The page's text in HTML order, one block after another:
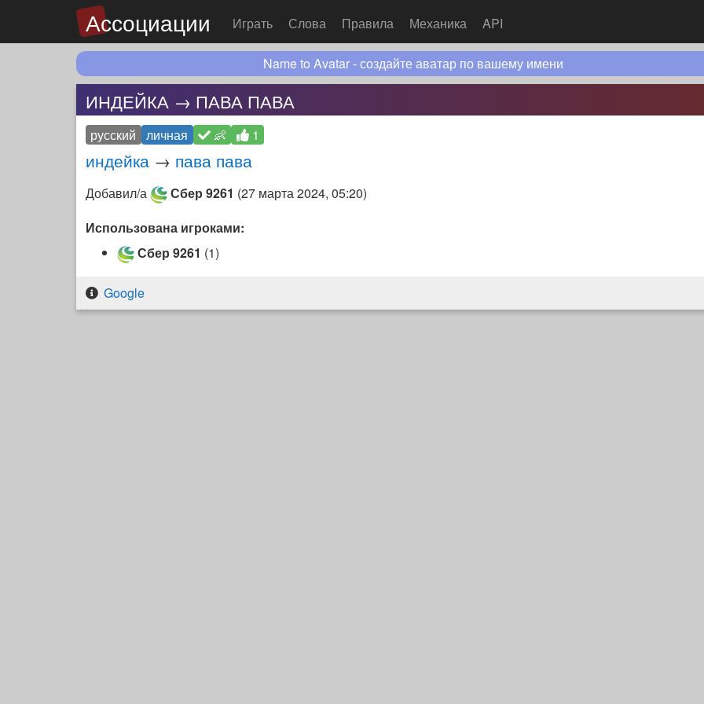
Ассоциации Играть Слова Правила Механика API
Name to Avatar - создайте аватар по вашему имени
ИНДЕЙКА → ПАВА ПАВА
русский личная 👶 1
индейка → пава пава
Добавил/а Сбер 9261 (27 марта 2024, 05:20)
Использована игроками:
Сбер 9261 (1)
Google